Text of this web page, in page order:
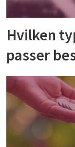
Hvilken
passer